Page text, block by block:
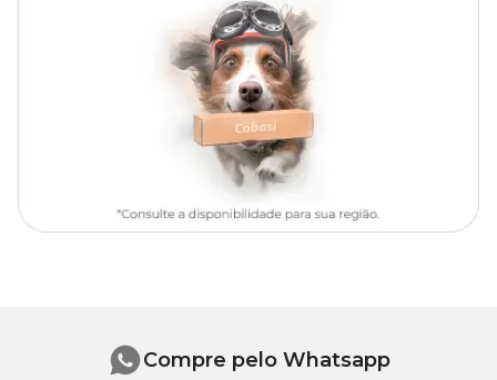
Como escolher o brinquedo ideal?
Para escolher o brinquedo ideal, é necessário identificar o tamanho
e temperamento do pet, pois cada material tem a sua durabilidade
individual, sendo mais resistente para uns e mais frágil para outros
É muito importante sempre supervisionar o pet durante a
brincadeira, e substituir o brinquedo ao notar sinais de desgaste,
pois o pet pode acabar engolindo alguma peça ou se
machucando.
Compre pelo Whatsapp